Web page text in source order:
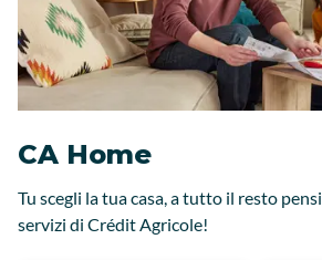
CA Home
Tu scegli la tua casa, a tutto il resto
servizi di Crédit Agricole!